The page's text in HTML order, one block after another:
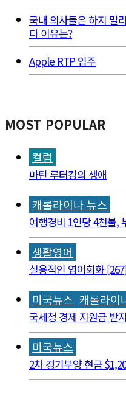
국내 의사들은 하지 말
다 이유는?
Apple RTP 입주
MOST POPULAR
컬럼
마틴 루터킹의 생애
캐롤라이나 뉴스
여행경비 1인당 4천불,
생활영어
실용적인 영어회화 [267]
미국뉴스 캐롤라이
국세청 경제 지원금 받
미국뉴스
2차 경기부양 현금